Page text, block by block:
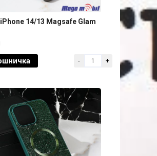
14/13 Magsafe Glam
14/13 Magsafe Glam
- +